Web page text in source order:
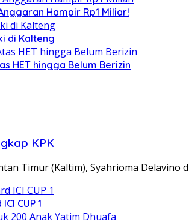
Hampir Rp1 Miliar!
di Kalteng
HET hingga Belum Berizin
KPK
Timur (Kaltim), Syahrioma Delavino
CUP 1